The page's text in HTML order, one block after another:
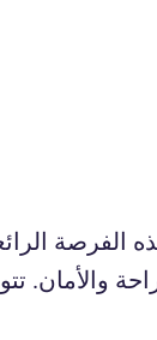
الفرصة
والأمان.